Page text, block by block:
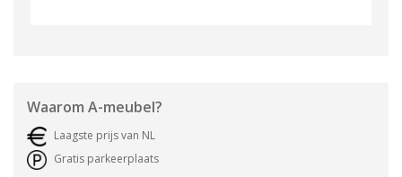
Waarom A-meubel?
Laagste prijs van NL
Gratis parkeerplaats